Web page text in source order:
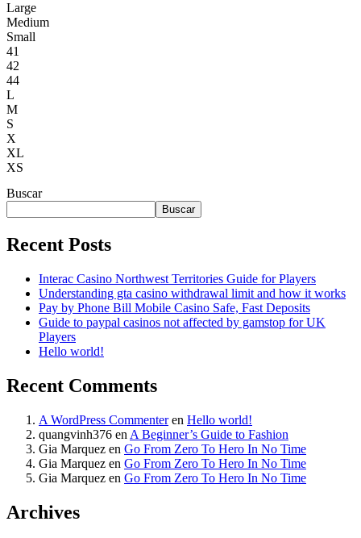
Large
Medium
Small
41
42
44
L
M
S
X
XL
XS
Buscar
Buscar
Recent Posts
Interac Casino Northwest Territories Guide for Players
Understanding gta casino withdrawal limit and how it works
Pay by Phone Bill Mobile Casino Safe, Fast Deposits
Guide to paypal casinos not affected by gamstop for UK
Players
Hello world!
Recent Comments
A WordPress Commenteren Hello world!
quangvinh376 en A Beginner’s Guide to Fashion
Gia Marquez en Go From Zero To Hero In No Time
Gia Marquez en Go From Zero To Hero In No Time
Gia Marquez en Go From Zero To Hero In No Time
Archives